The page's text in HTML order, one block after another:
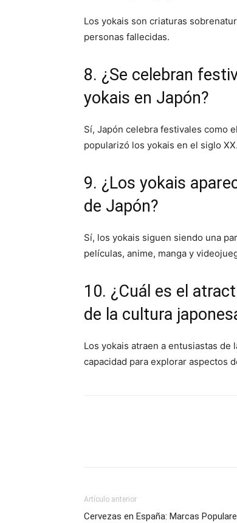
Los yokais son criaturas
personas fallecidas.
8. ¿Se celebran
yokais en Japón?
Sí, Japón celebra festivales como
popularizó los yokais en el siglo XX.
9. ¿Los yokais
de Japón?
Sí, los yokais siguen siendo una
películas, anime, manga y
10. ¿Cuál es el
de la cultura
Los yokais atraen a entusiastas
capacidad para explorar aspectos
Artículo anterior
Cervezas en España: Marcas